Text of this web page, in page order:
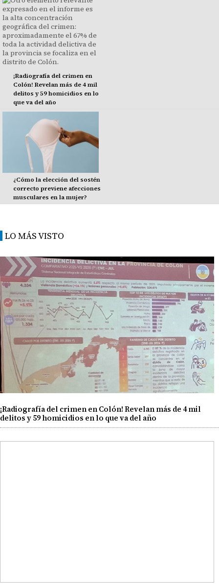
¡Radiografía del crimen en
Colón! Revelan más de 4 mil
delitos y 59 homicidios en lo
que va del año
¿Cómo la elección del sostén
correcto previene afecciones
musculares en la mujer?
LO MÁS VISTO
¡Radiografía del crimen en Colón! Revelan más de 4 mil
delitos y 59 homicidios en lo que va del año